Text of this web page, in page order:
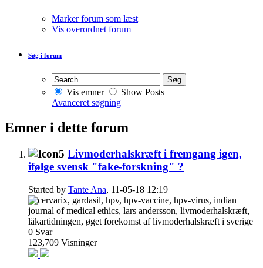
Marker forum som læst
Vis overordnet forum
Søg i forum
Vis emner
Show Posts
Avanceret søgning
Emner i dette forum
Livmoderhalskræft i fremgang igen,
ifølge svensk "fake-forskning" ?
Started by Tante Ana, 11-05-18 12:19
0 Svar
123,709 Visninger